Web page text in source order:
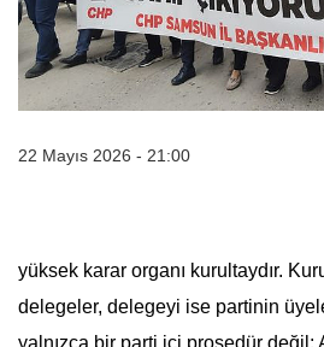
22 Mayıs 2026 - 21:00
yüksek karar organı kurultaydır.
delegeler, delegeyi ise partinin
yalnızca bir parti içi prosedür değil;